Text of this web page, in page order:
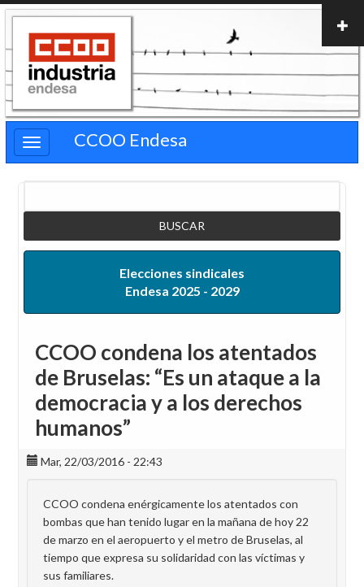
Pasar
contenido
principal
CCOO Endesa
Elecciones sindicales
Endesa 2025 - 2029
CCOO condena los atentados
de Bruselas: “Es un ataque a la
democracia y a los derechos
humanos”
Mar, 22/03/2016 - 22:43
CCOO condena enérgicamente los atentados con
bombas que han tenido lugar en la mañana de hoy 22
de marzo en el aeropuerto y el metro de Bruselas, al
tiempo que expresa su solidaridad con las víctimas y
sus familiares.